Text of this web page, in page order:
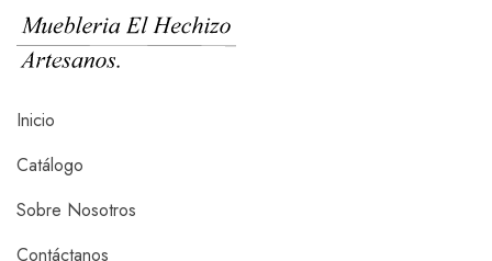
Inicio
Catálogo
Sobre Nosotros
Contáctanos